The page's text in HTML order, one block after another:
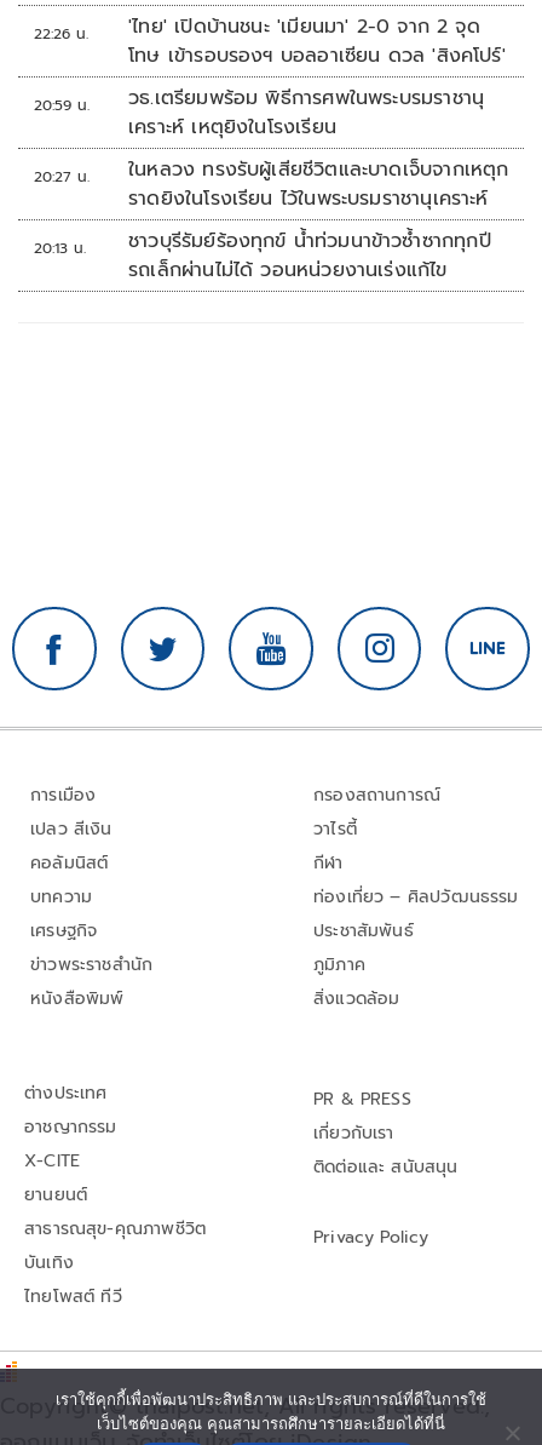
22:26 น.
'ไทย' เปิดบ้านชนะ 'เมียนมา' 2-0 จาก 2 จุด
โทษ เข้ารอบรองฯ บอลอาเซียน ดวล 'สิงคโปร์'
20:59 น.
วธ.เตรียมพร้อม พิธีการศพในพระบรมราชานุ
เคราะห์ เหตุยิงในโรงเรียน
20:27 น.
ในหลวง ทรงรับผู้เสียชีวิตและบาดเจ็บจากเหตุก
ราดยิงในโรงเรียน ไว้ในพระบรมราชานุเคราะห์
20:13 น.
ชาวบุรีรัมย์ร้องทุกข์ น้ำท่วมนาข้าวซ้ำซากทุกปี
รถเล็กผ่านไม่ได้ วอนหน่วยงานเร่งแก้ไข
การเมือง
เปลว สีเงิน
คอลัมนิสต์
บทความ
เศรษฐกิจ
ข่าวพระราชสำนัก
หนังสือพิมพ์
กรองสถานการณ์
วาไรตี้
กีฬา
ท่องเที่ยว – ศิลปวัฒนธรรม
ประชาสัมพันธ์
ภูมิภาค
สิ่งแวดล้อม
ต่างประเทศ
อาชญากรรม
X-CITE
ยานยนต์
สาธารณสุข-คุณภาพชีวิต
บันเทิง
ไทยโพสต์ ทีวี
PR & PRESS
เกี่ยวกับเรา
ติดต่อและ สนับสนุน
Privacy Policy
Copyright© thaipost.net, All rights reserved.,
เราใช้คุกกี้เพื่อพัฒนาประสิทธิภาพ และประสบการณ์ที่ดีในการใช้
เว็บไซต์ของคุณ คุณสามารถศึกษารายละเอียดได้ที่นี่